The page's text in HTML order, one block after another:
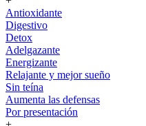
Antioxidante
Digestivo
Detox
Adelgazante
Energizante
Relajante y mejor sueño
Sin teína
Aumenta las defensas
Por presentación